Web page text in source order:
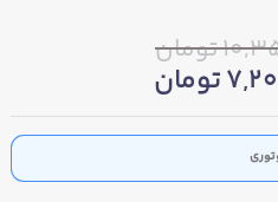
تومان
تومان